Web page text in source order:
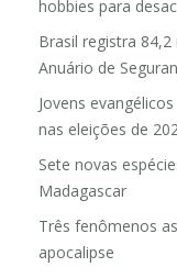
hobbies para
Brasil registra
Anuário de
Jovens
nas eleições de
Sete novas
Madagascar
Três fenômenos
apocalipse